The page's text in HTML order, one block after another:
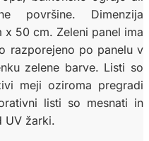
površine. Dimenzija
x 50 cm. Zeleni panel ima
razporejeno po panelu v
zelene barve. Listi so
meji oziroma pregradi
listi so mesnati in
UV žarki.